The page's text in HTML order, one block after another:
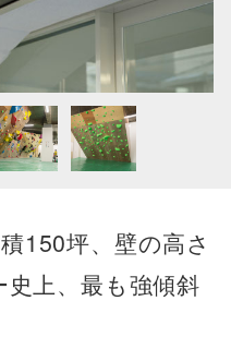
150坪、壁の高さ
上、最も強傾斜